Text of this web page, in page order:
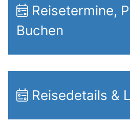
Reisetermine,
Buchen
Reisedetails &